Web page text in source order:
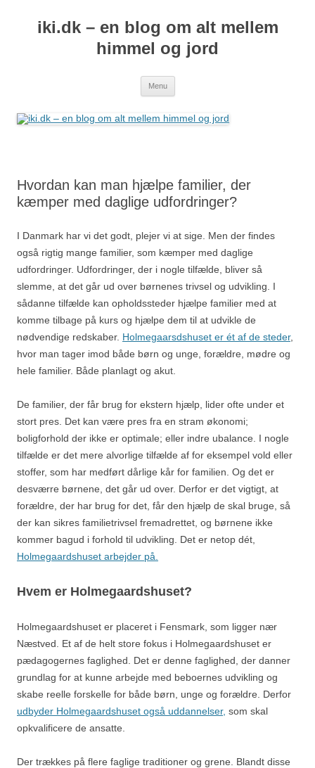
iki.dk – en blog om alt mellem
himmel og jord
Menu
Hvordan kan man hjælpe familier, der
kæmper med daglige udfordringer?
I Danmark har vi det godt, plejer vi at sige. Men der findes
også rigtig mange familier, som kæmper med daglige
udfordringer. Udfordringer, der i nogle tilfælde, bliver så
slemme, at det går ud over børnenes trivsel og udvikling. I
sådanne tilfælde kan opholdssteder hjælpe familier med at
komme tilbage på kurs og hjælpe dem til at udvikle de
nødvendige redskaber. Holmegaarsdshuset er ét af de steder,
hvor man tager imod både børn og unge, forældre, mødre og
hele familier. Både planlagt og akut.
De familier, der får brug for ekstern hjælp, lider ofte under et
stort pres. Det kan være pres fra en stram økonomi;
boligforhold der ikke er optimale; eller indre ubalance. I nogle
tilfælde er det mere alvorlige tilfælde af for eksempel vold eller
stoffer, som har medført dårlige kår for familien. Og det er
desværre børnene, det går ud over. Derfor er det vigtigt, at
forældre, der har brug for det, får den hjælp de skal bruge, så
der kan sikres familietrivsel fremadrettet, og børnene ikke
kommer bagud i forhold til udvikling. Det er netop dét,
Holmegaardshuset arbejder på.
Hvem er Holmegaardshuset?
Holmegaardshuset er placeret i Fensmark, som ligger nær
Næstved. Et af de helt store fokus i Holmegaardshuset er
pædagogernes faglighed. Det er denne faglighed, der danner
grundlag for at kunne arbejde med beboernes udvikling og
skabe reelle forskelle for både børn, unge og forældre. Derfor
udbyder Holmegaardshuset også uddannelser, som skal
opkvalificere de ansatte.
Der trækkes på flere faglige traditioner og grene. Blandt disse